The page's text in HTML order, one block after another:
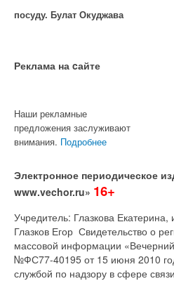
посуду. Булат Окуджава
Реклама на cайте
Наши рекламные
предложения заслуживают
внимания. Подробнее
Электронное периодическое
www.vechor.ru» 16+
Учредитель: Глазкова Екатерина,
Глазков Егор Свидетельство о
массовой информации
№ФС77-40195 от 15 июня 2010
службой по надзору в сфере